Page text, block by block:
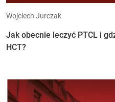
Wojciech Jurczak
Jak obecnie leczyć PTCL i
HCT?